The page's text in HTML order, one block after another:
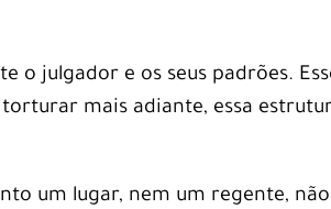
o julgador e os seus padrões.
mais adiante, essa
um lugar, nem um regente,